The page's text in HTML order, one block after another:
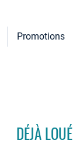
Promotions
DÉJÀ LOUÉ